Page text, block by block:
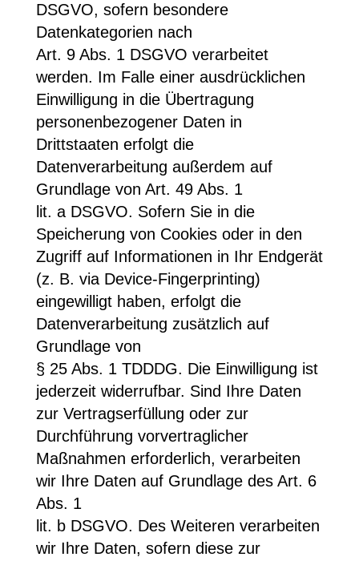
DSGVO, sofern besondere
Datenkategorien nach
Art. 9 Abs. 1 DSGVO verarbeitet
werden. Im Falle einer ausdrücklichen
Einwilligung in die Übertragung
personenbezogener Daten in
Drittstaaten erfolgt die
Datenverarbeitung außerdem auf
Grundlage von Art. 49 Abs. 1
lit. a DSGVO. Sofern Sie in die
Speicherung von Cookies oder in den
Zugriff auf Informationen in Ihr Endgerät
(z. B. via Device-Fingerprinting)
eingewilligt haben, erfolgt die
Datenverarbeitung zusätzlich auf
Grundlage von
§ 25 Abs. 1 TDDDG. Die Einwilligung ist
jederzeit widerrufbar. Sind Ihre Daten
zur Vertragserfüllung oder zur
Durchführung vorvertraglicher
Maßnahmen erforderlich, verarbeiten
wir Ihre Daten auf Grundlage des Art. 6
Abs. 1
lit. b DSGVO. Des Weiteren verarbeiten
wir Ihre Daten, sofern diese zur